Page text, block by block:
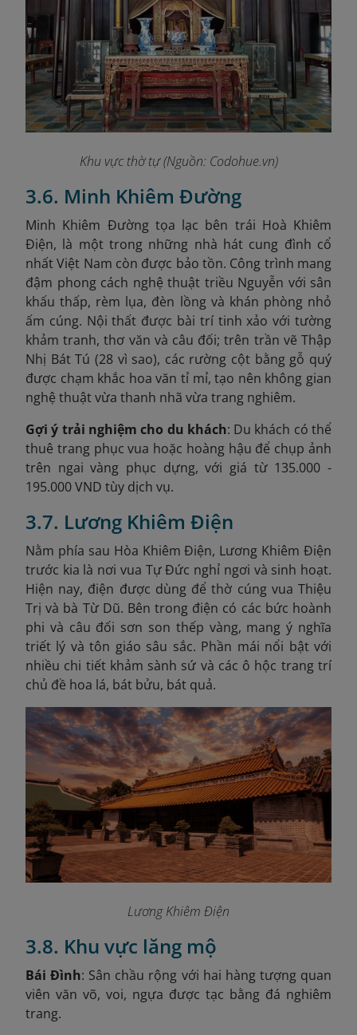
Khu vực thờ tự (Nguồn: Codohue.vn)
3.6. Minh Khiêm Đường
Minh Khiêm Đường tọa lạc bên trái Hoà Khiêm
Điện, là một trong những nhà hát cung đình cổ
nhất Việt Nam còn được bảo tồn. Công trình mang
đậm phong cách nghệ thuật triều Nguyễn với sân
khấu thấp, rèm lụa, đèn lồng và khán phòng nhỏ
ấm cúng. Nội thất được bài trí tinh xảo với tường
khảm tranh, thơ văn và câu đối; trên trần vẽ Thập
Nhị Bát Tú (28 vì sao), các rường cột bằng gỗ quý
được chạm khắc hoa văn tỉ mỉ, tạo nên không gian
nghệ thuật vừa thanh nhã vừa trang nghiêm.
Gợi ý trải nghiệm cho du khách: Du khách có thể
thuê trang phục vua hoặc hoàng hậu để chụp ảnh
trên ngai vàng phục dựng, với giá từ 135.000 -
195.000 VND tùy dịch vụ.
3.7. Lương Khiêm Điện
Nằm phía sau Hòa Khiêm Điện, Lương Khiêm Điện
trước kia là nơi vua Tự Đức nghỉ ngơi và sinh hoạt.
Hiện nay, điện được dùng để thờ cúng vua Thiệu
Trị và bà Từ Dũ. Bên trong điện có các bức hoành
phi và câu đối sơn son thếp vàng, mang ý nghĩa
triết lý và tôn giáo sâu sắc. Phần mái nổi bật với
nhiều chi tiết khảm sành sứ và các ô hộc trang trí
chủ đề hoa lá, bát bửu, bát quả.
Lương Khiêm Điện
3.8. Khu vực lăng mộ
Bái Đình: Sân chầu rộng với hai hàng tượng quan
viên văn võ, voi, ngựa được tạc bằng đá nghiêm
trang.